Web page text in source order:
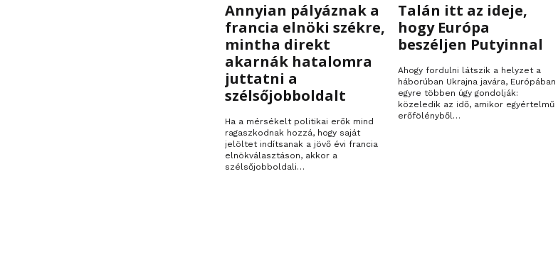
Annyian pályáznak a
francia elnöki székre,
mintha direkt
akarnák hatalomra
juttatni a
szélsőjobboldalt
Ha a mérsékelt politikai erők mind
ragaszkodnak hozzá, hogy saját
jelöltet indítsanak a jövő évi francia
elnökválasztáson, akkor a
szélsőjobboldali…
Talán itt az ideje,
hogy Európa
beszéljen Putyinnal
Ahogy fordulni látszik a helyzet a
háborúban Ukrajna javára, Európában
egyre többen úgy gondolják:
közeledik az idő, amikor egyértelmű
erőfölényből…